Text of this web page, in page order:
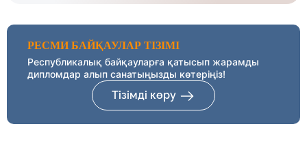
РЕСМИ БАЙҚАУЛАР ТІЗІМІ
Республикалық байқауларға қатысып жарамды
дипломдар алып санатыңызды көтеріңіз!
Тізімді көру